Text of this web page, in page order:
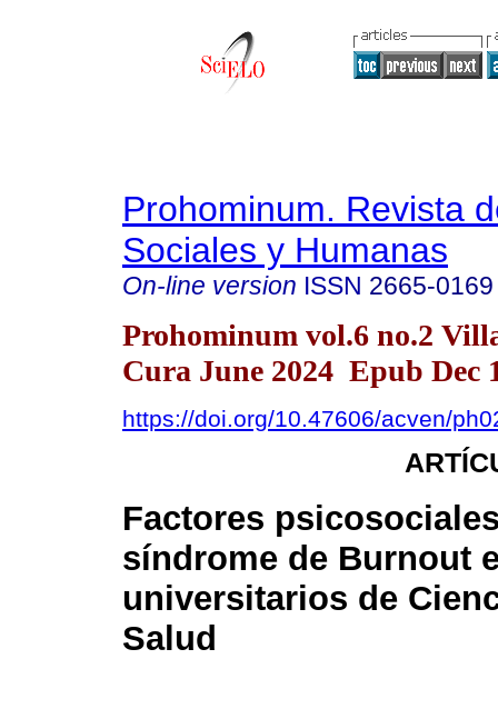
Prohominum. Revista
Sociales y Humanas
On-line version ISSN 2665-0169
Prohominum vol.6 no.2
Cura June 2024 Epub Dec
https://doi.org/10.47606/acven/
Factores
síndrome de Burnout
universitarios de
Salud